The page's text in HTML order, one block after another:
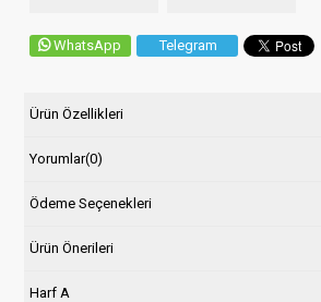
WhatsApp Telegram
Ürün Özellikleri
Yorumlar(0)
Ödeme Seçenekleri
Ürün Önerileri
Harf A